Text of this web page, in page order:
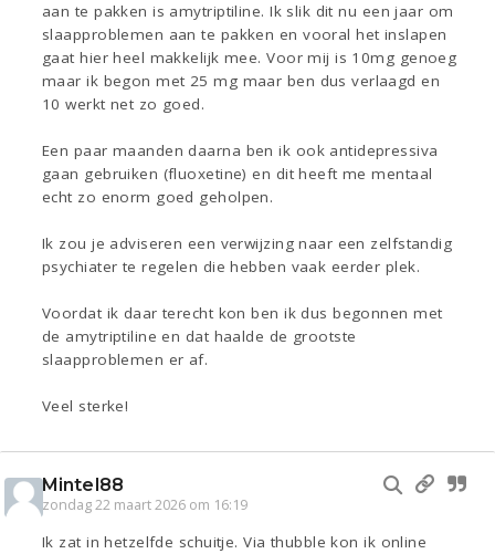
aan te pakken is amytriptiline. Ik slik dit nu een jaar om
slaapproblemen aan te pakken en vooral het inslapen
gaat hier heel makkelijk mee. Voor mij is 10mg genoeg
maar ik begon met 25 mg maar ben dus verlaagd en
10 werkt net zo goed.
Een paar maanden daarna ben ik ook antidepressiva
gaan gebruiken (fluoxetine) en dit heeft me mentaal
echt zo enorm goed geholpen.
Ik zou je adviseren een verwijzing naar een zelfstandig
psychiater te regelen die hebben vaak eerder plek.
Voordat ik daar terecht kon ben ik dus begonnen met
de amytriptiline en dat haalde de grootste
slaapproblemen er af.
Veel sterke!
Mintel88
zondag 22 maart 2026 om 16:19
Ik zat in hetzelfde schuitje. Via thubble kon ik online